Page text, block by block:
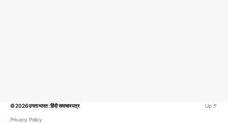
© 2026उगता भारत : हिंदी समाचार पत्र
Privacy Policy
Up ↑